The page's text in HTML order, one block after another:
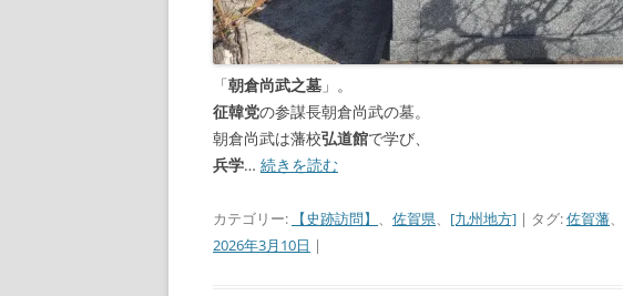
「朝倉尚武之墓 」。
征韓党の参謀長朝倉尚武の墓。
朝倉尚武は藩校弘道館で学び、
兵学… 続きを読む
カテゴリー: 【史跡訪問】 、 佐賀県、 [九州地方] | タグ:佐賀藩、
2026年3月10日 |